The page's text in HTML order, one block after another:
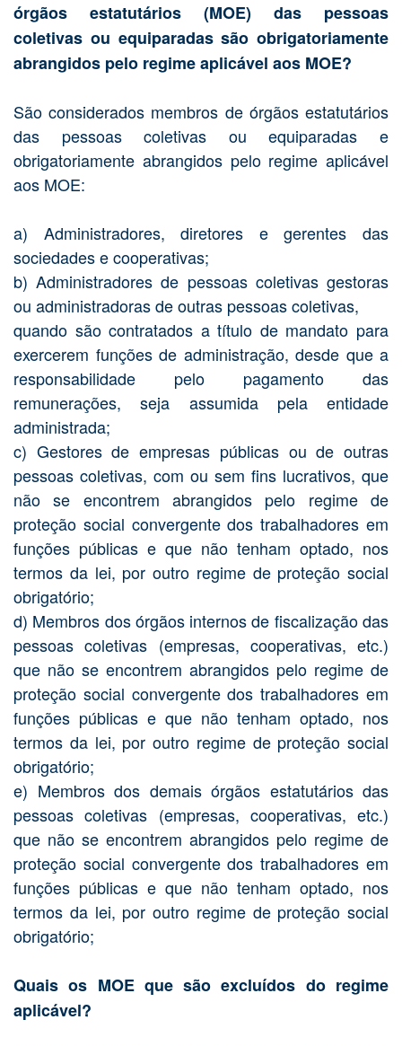
órgãos estatutários (MOE) das pessoas
coletivas ou equiparadas são obrigatoriamente
abrangidos pelo regime aplicável aos MOE?
São considerados membros de órgãos estatutários
das pessoas coletivas ou equiparadas e
obrigatoriamente abrangidos pelo regime aplicável
aos MOE:
a) Administradores, diretores e gerentes das
sociedades e cooperativas;
b) Administradores de pessoas coletivas gestoras
ou administradoras de outras pessoas coletivas,
quando são contratados a título de mandato para
exercerem funções de administração, desde que a
responsabilidade pelo pagamento das
remunerações, seja assumida pela entidade
administrada;
c) Gestores de empresas públicas ou de outras
pessoas coletivas, com ou sem fins lucrativos, que
não se encontrem abrangidos pelo regime de
proteção social convergente dos trabalhadores em
funções públicas e que não tenham optado, nos
termos da lei, por outro regime de proteção social
obrigatório;
d) Membros dos órgãos internos de fiscalização das
pessoas coletivas (empresas, cooperativas, etc.)
que não se encontrem abrangidos pelo regime de
proteção social convergente dos trabalhadores em
funções públicas e que não tenham optado, nos
termos da lei, por outro regime de proteção social
obrigatório;
e) Membros dos demais órgãos estatutários das
pessoas coletivas (empresas, cooperativas, etc.)
que não se encontrem abrangidos pelo regime de
proteção social convergente dos trabalhadores em
funções públicas e que não tenham optado, nos
termos da lei, por outro regime de proteção social
obrigatório;
Quais os MOE que são excluídos do regime
aplicável?